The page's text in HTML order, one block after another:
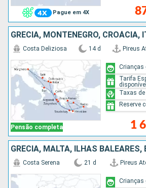
Pague em 4X
Pensão completa
Costa Deliziosa 14 d Pireus
1
Crianças
Tarifa
disponível
Taxas
Reserve
Costa Serena 21 d Pireus
Crianças